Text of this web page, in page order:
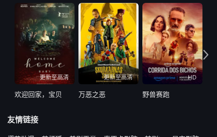
更新至高清
欢迎回家，宝贝
更新至高清
万恶之恶
HD
野兽赛跑
友情链接